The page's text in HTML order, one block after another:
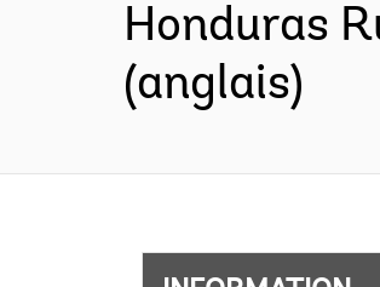
Honduras
(anglais)